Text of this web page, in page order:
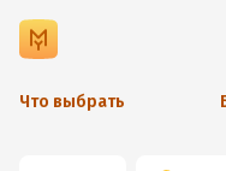
Что выбрать